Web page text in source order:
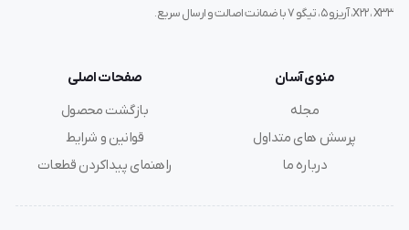
X22، X33، آریزو ۵، تیگو ۷ با ضمانت اصالت و ارسال سریع.
منوی آسان
مجله
پرسش های متداول
درباره ما
صفحات اصلی
بازگشت محصول
قوانین و شرایط
راهنمای پیداکردن قطعات